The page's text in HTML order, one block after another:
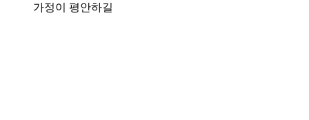
가정이 평안하길